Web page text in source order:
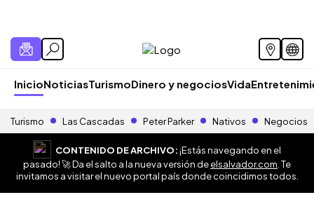
InicioNoticiasTurismoDinero y negociosVida
Turismo Las Cascadas Peter Parker Nativos Negocios
CONTENIDO DE ARCHIVO:¡Estás navegando en el
pasado! 🚀 Da el salto a la nueva versión deelsalvador.com . Te
invitamos a visitar el nuevo portal país donde coincidimos todos.